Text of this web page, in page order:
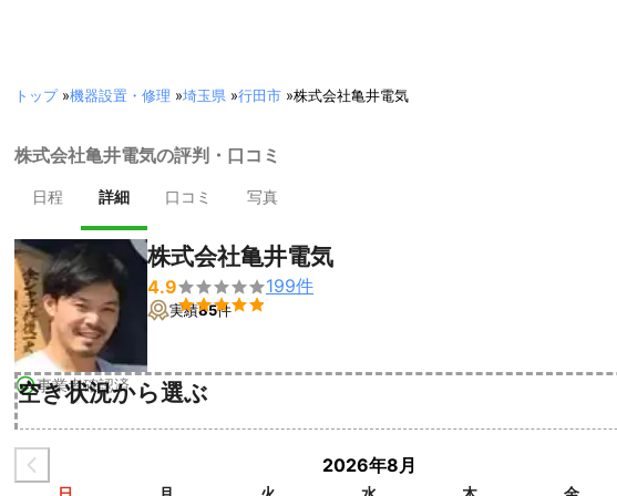
トップ»機器設置・修理 »埼玉県 »行田市 »株式会社亀井電気
株式会社亀井電気の評判・口コミ
日程 詳細 口コミ 写真
事業者確認済
株式会社亀井電気
4.9

199件
実績85件
空き状況から選ぶ
2026年8月